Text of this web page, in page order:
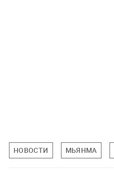
НОВОСТИ МЬЯНМА